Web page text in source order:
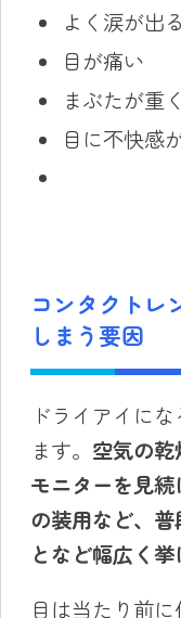
よく涙が出る
目が痛い
まぶたが重
目に不快感
コンタクトレ
しまう要因
ドライアイに
ます。 空気の乾
モニターを見
の装用など、
となど幅広く挙
目は当たり前